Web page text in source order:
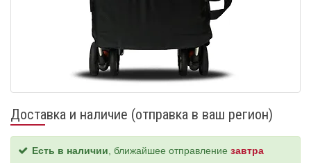
Доставка и наличие (отправка в ваш регион)
Есть в наличии , ближайшее отправление завтра